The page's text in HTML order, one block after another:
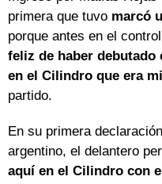
primera que tuvo marcó
porque antes en el
feliz de haber
en el Cilindro que era
partido.
En su primera
argentino, el delantero
aquí en el Cilindro con